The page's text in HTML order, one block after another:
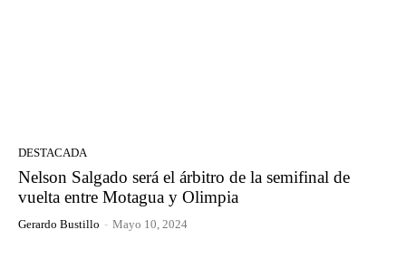
DESTACADA
Nelson Salgado será el árbitro de la semifinal de
vuelta entre Motagua y Olimpia
Gerardo Bustillo - Mayo 10, 2024